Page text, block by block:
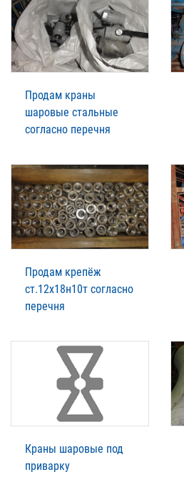
Продам краны
шаровые стальные
согласно перечня
Продам крепёж
ст.12х18н10т согласно
перечня
Краны шаровые под
приварку